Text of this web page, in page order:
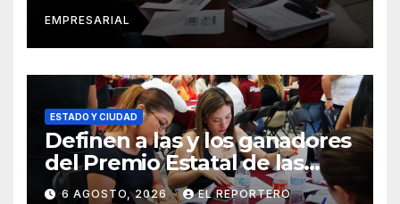
EMPRESARIAL
ESTADO Y CIUDAD
Definen a las y los ganadores
del Premio Estatal de las
Juventudes 2026
6 AGOSTO, 2026 EL REPORTERO